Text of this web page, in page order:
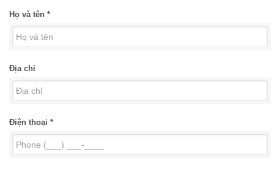
Họ và tên *
Địa chỉ
Điện thoại *